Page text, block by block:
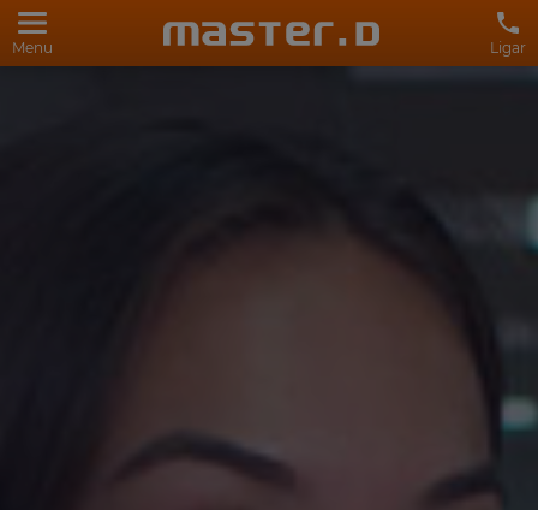
Menu Ligar